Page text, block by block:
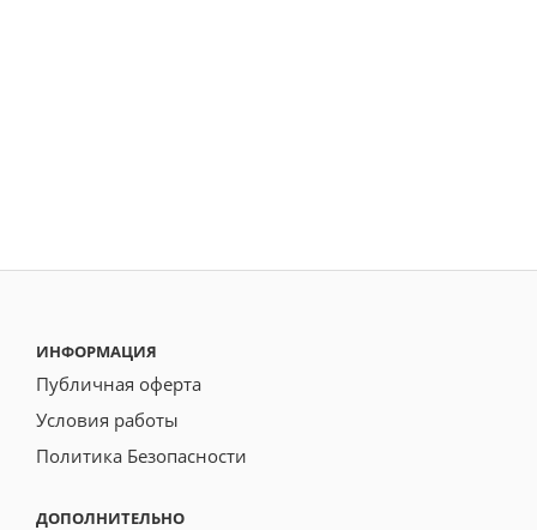
ИНФОРМАЦИЯ
Публичная оферта
Условия работы
Политика Безопасности
ДОПОЛНИТЕЛЬНО